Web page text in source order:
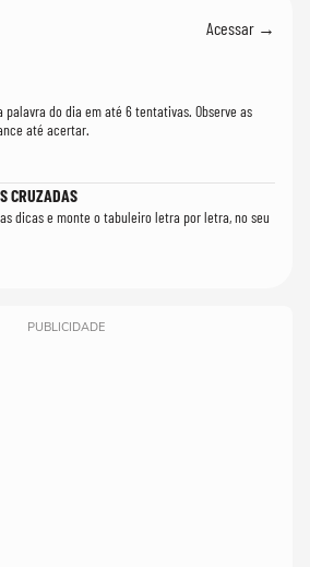
Acessar →
palavra do dia em até 6 tentativas. Observe as
até acertar.
CRUZADAS
dicas e monte o tabuleiro letra por letra, no seu
PUBLICIDADE